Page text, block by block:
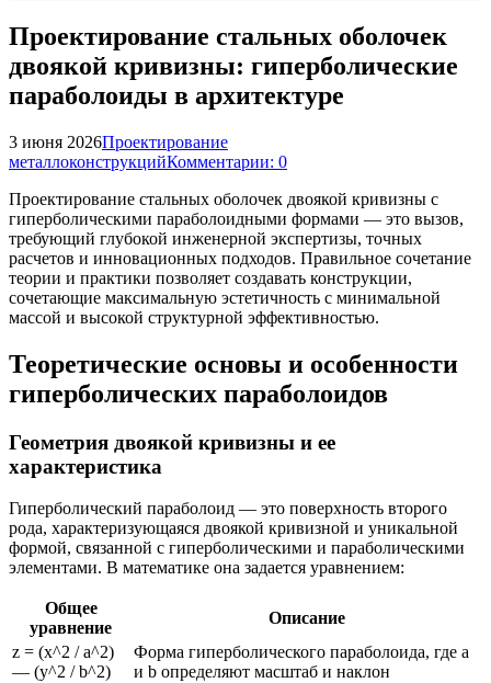
Проектирование стальных оболочек
двоякой кривизны: гиперболические
параболоиды в архитектуре
3 июня 2026Проектирование
металлоконструкцийКомментарии: 0
Проектирование стальных оболочек двоякой кривизны с
гиперболическими параболоидными формами — это вызов,
требующий глубокой инженерной экспертизы, точных
расчетов и инновационных подходов. Правильное сочетание
теории и практики позволяет создавать конструкции,
сочетающие максимальную эстетичность с минимальной
массой и высокой структурной эффективностью.
Теоретические основы и особенности
гиперболических параболоидов
Геометрия двоякой кривизны и ее
характеристика
Гиперболический параболоид — это поверхность второго
рода, характеризующаяся двоякой кривизной и уникальной
формой, связанной с гиперболическими и параболическими
элементами. В математике она задается уравнением:
Общее
уравнение
Описание
z = (x^2 / a^2)
— (y^2 / b^2)
Форма гиперболического параболоида, где a
и b определяют масштаб и наклон